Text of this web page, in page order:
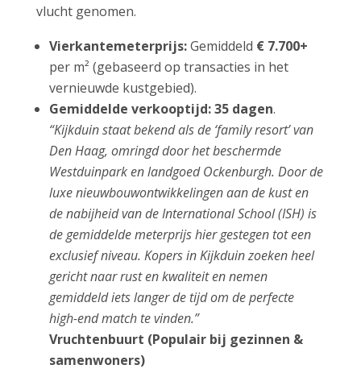
vlucht genomen.
Vierkantemeterprijs:Gemiddeld € 7.700+
per m² (gebaseerd op transacties in het
vernieuwde kustgebied).
Gemiddelde verkooptijd:35 dagen.
“Kijkduin staat bekend als de ‘family resort’ van
Den Haag, omringd door het beschermde
Westduinpark en landgoed Ockenburgh. Door de
luxe nieuwbouwontwikkelingen aan de kust en
de nabijheid van de International School (ISH) is
de gemiddelde meterprijs hier gestegen tot een
exclusief niveau. Kopers in Kijkduin zoeken heel
gericht naar rust en kwaliteit en nemen
gemiddeld iets langer de tijd om de perfecte
high-end match te vinden.”
Vruchtenbuurt (Populair bij gezinnen &
samenwoners)